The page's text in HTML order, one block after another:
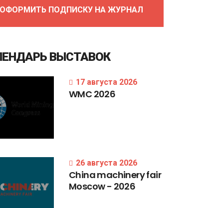
ОФОРМИТЬ ПОДПИСКУ НА ЖУРНАЛ
ВЫСТАВОК
17 августа 2026
WMC 2026
26 августа 2026
Chinamachineryfair
Moscow- 2026